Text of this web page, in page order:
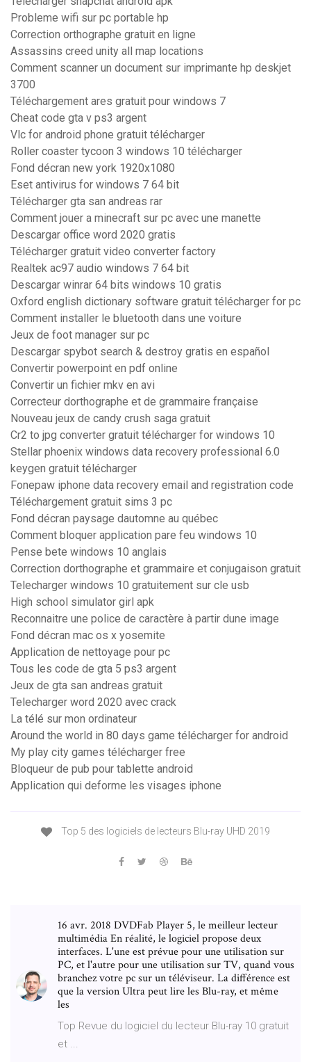
Probleme wifi sur pc portable hp
Correction orthographe gratuit en ligne
Assassins creed unity all map locations
Comment scanner un document sur imprimante hp deskjet
3700
Téléchargement ares gratuit pour windows 7
Cheat code gta v ps3 argent
Vlc for android phone gratuit télécharger
Roller coaster tycoon 3 windows 10 télécharger
Fond décran new york 1920x1080
Eset antivirus for windows 7 64 bit
Télécharger gta san andreas rar
Comment jouer a minecraft sur pc avec une manette
Descargar office word 2020 gratis
Télécharger gratuit video converter factory
Realtek ac97 audio windows 7 64 bit
Descargar winrar 64 bits windows 10 gratis
Oxford english dictionary software gratuit télécharger for pc
Comment installer le bluetooth dans une voiture
Jeux de foot manager sur pc
Descargar spybot search & destroy gratis en español
Convertir powerpoint en pdf online
Convertir un fichier mkv en avi
Correcteur dorthographe et de grammaire française
Nouveau jeux de candy crush saga gratuit
Cr2 to jpg converter gratuit télécharger for windows 10
Stellar phoenix windows data recovery professional 6.0
keygen gratuit télécharger
Fonepaw iphone data recovery email and registration code
Téléchargement gratuit sims 3 pc
Fond décran paysage dautomne au québec
Comment bloquer application pare feu windows 10
Pense bete windows 10 anglais
Correction dorthographe et grammaire et conjugaison gratuit
Telecharger windows 10 gratuitement sur cle usb
High school simulator girl apk
Reconnaitre une police de caractère à partir dune image
Fond décran mac os x yosemite
Application de nettoyage pour pc
Tous les code de gta 5 ps3 argent
Jeux de gta san andreas gratuit
Telecharger word 2020 avec crack
La télé sur mon ordinateur
Around the world in 80 days game télécharger for android
My play city games télécharger free
Bloqueur de pub pour tablette android
Application qui deforme les visages iphone
Top 5 des logiciels de lecteurs Blu-ray UHD 2019
16 avr. 2018 DVDFab Player 5, le meilleur lecteur
multimédia En réalité, le logiciel propose deux
interfaces. L'une est prévue pour une utilisation sur
PC, et l'autre pour une utilisation sur TV, quand vous
branchez votre pc sur un téléviseur. La différence est
que la version Ultra peut lire les Blu-ray, et même
les
Top Revue du logiciel du lecteur Blu-ray 10 gratuit
et ...